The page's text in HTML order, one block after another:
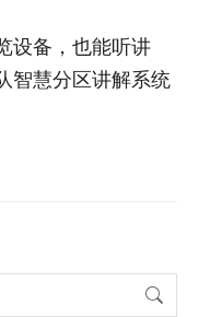
设备，也能听讲
慧分区讲解系统